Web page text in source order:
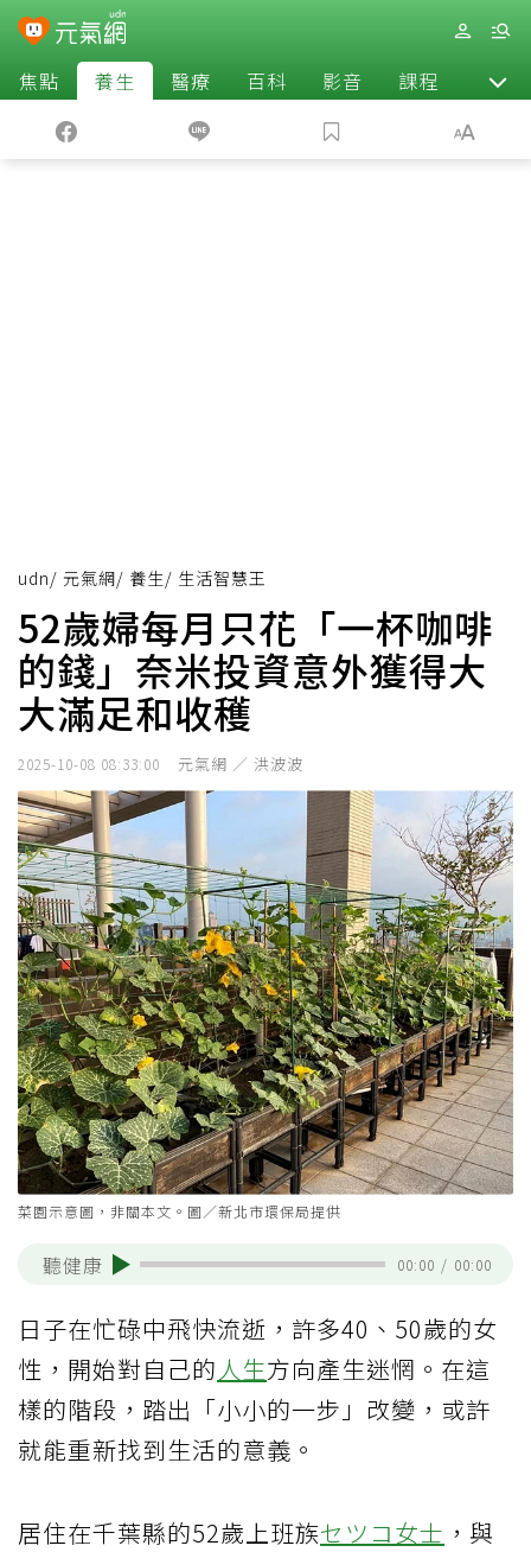
焦點 養生 醫療 百科 影音 課程 退休
udn/ 元氣網/ 養生/ 生活智慧王
52歲婦每月只花「一杯咖啡
的錢」奈米投資意外獲得大
大滿足和收穫
2025-10-08 08:33:00 元氣網 ／ 洪波波
菜園示意圖，非關本文。圖／新北市環保局提供
聽健康 00:00 / 00:00
日子在忙碌中飛快流逝，許多40、50歲的女
性，開始對自己的人生方向產生迷惘。在這
樣的階段，踏出「小小的一步」改變，或許
就能重新找到生活的意義。
居住在千葉縣的52歲上班族セツコ女士 ，與